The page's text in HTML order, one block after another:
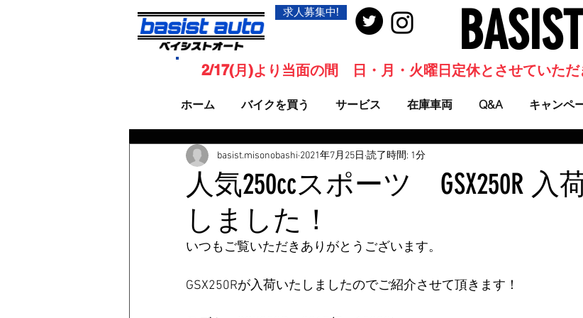
求人募集中!
ホーム バイクを買う サービス 在庫車両 Q&A キャンペ
2/17(月)より当面の間 日・月・火曜日定休とさせていただ
人気250ccスポーツ GSX250R 入
しました！
basist.misonobashi 2021年7月25日 読了時間: 1分
いつもご覧いただきありがとうございます。
GSX250Rが入荷いたしましたのでご紹介させて頂きます！